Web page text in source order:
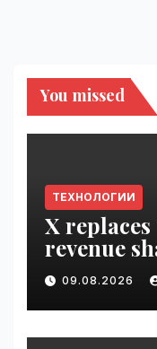
You missed
ТЕХНОЛОГИИ
X replaces
revenue
with
Rewards |
09.08.2026